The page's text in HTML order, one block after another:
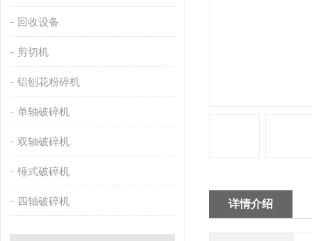
回收设备
剪切机
铝刨花粉碎机
单轴破碎机
双轴破碎机
锤式破碎机
四轴破碎机 详情介绍